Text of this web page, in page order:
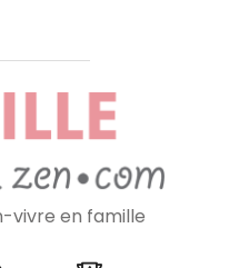
newsletter
vivre en famille